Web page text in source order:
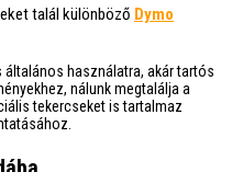
talál különböző Dymo
használatra, akár tartós
nálunk megtalálja a
tekercseket is tartalmaz